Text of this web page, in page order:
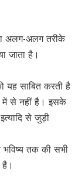
अलग-अलग तरीके
जाता है।
साबित करती है
में से नहीं है। इसके
से जुड़ी
तक की सभी